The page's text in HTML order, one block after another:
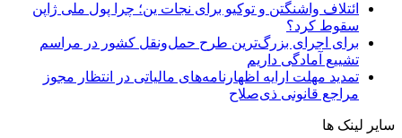
ائتلاف واشنگتن و توکیو برای نجات ین؛ چرا پول ملی ژاپن
سقوط کرد؟
برای اجرای بزرگ‌ترین طرح حمل‌ونقل کشور در مراسم
تشییع آمادگی داریم
تمدید مهلت ارایه اظهارنامه‌های مالیاتی در انتظار مجوز
مراجع قانونی ذی‌‏صلاح
سایر لینک ها